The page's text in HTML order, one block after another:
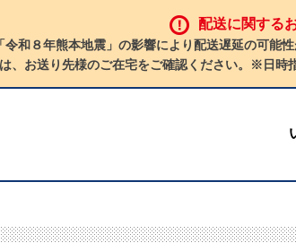
配送に関する
「令和８年熊本地震」の影響により配送遅延の可能
、お送り先様のご在宅をご確認ください。※日時